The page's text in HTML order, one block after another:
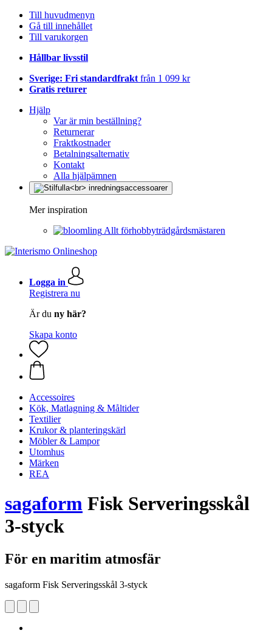
Till huvudmenyn
Gå till innehållet
Till varukorgen
Hållbar livsstil
Sverige: Fri standardfrakt från 1 099 kr
Gratis returer
Hjälp
Var är min beställning?
Returnerar
Fraktkostnader
Betalningsalternativ
Kontakt
Alla hjälpämnen
Mer inspiration
Allt förhobbyträdgårdsmästaren
Logga in
Registrera nu
Är du ny här?
Skapa konto
Accessoires
Kök, Matlagning & Måltider
Textilier
Krukor & planteringskärl
Möbler & Lampor
Utomhus
Märken
REA
sagaform Fisk Serveringsskål
3-styck
För en maritim atmosfär
sagaform Fisk Serveringsskål 3-styck